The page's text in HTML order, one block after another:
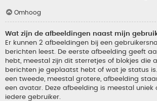
Omhoog
Wat zijn de afbeeldingen naast mijn
Er kunnen 2 afbeeldingen bij een
berichten leest. De eerste afbeelding geeft
hebt, meestal zijn dit sterretjes of blokjes die
berichten je geplaatst hebt of wat je status
een tweede, meestal grotere, afbeelding
een avatar. Deze afbeelding is meestal uniek
iedere gebruiker.